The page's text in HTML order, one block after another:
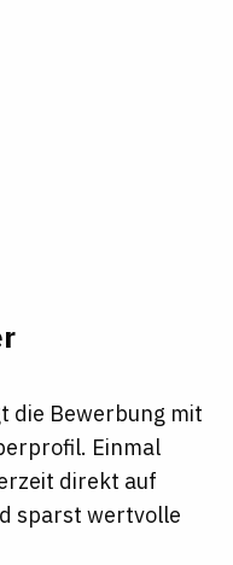
die Bewerbung mit
Einmal
direkt auf
sparst wertvolle